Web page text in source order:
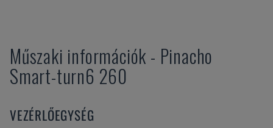
Műszaki információk - Pinacho
Smart-turn6 260
VEZÉRLŐEGYSÉG